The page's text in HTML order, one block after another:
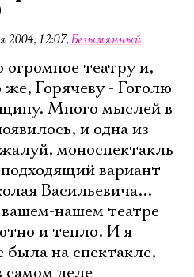
2004, 12:07,Безымянный
огромное театру и,
же, Горячеву - Гоголю
Много мыслей в
и одна из
моноспектакль
вариант
Васильевича...
нашем театре
и тепло. И я
была на спектакле,